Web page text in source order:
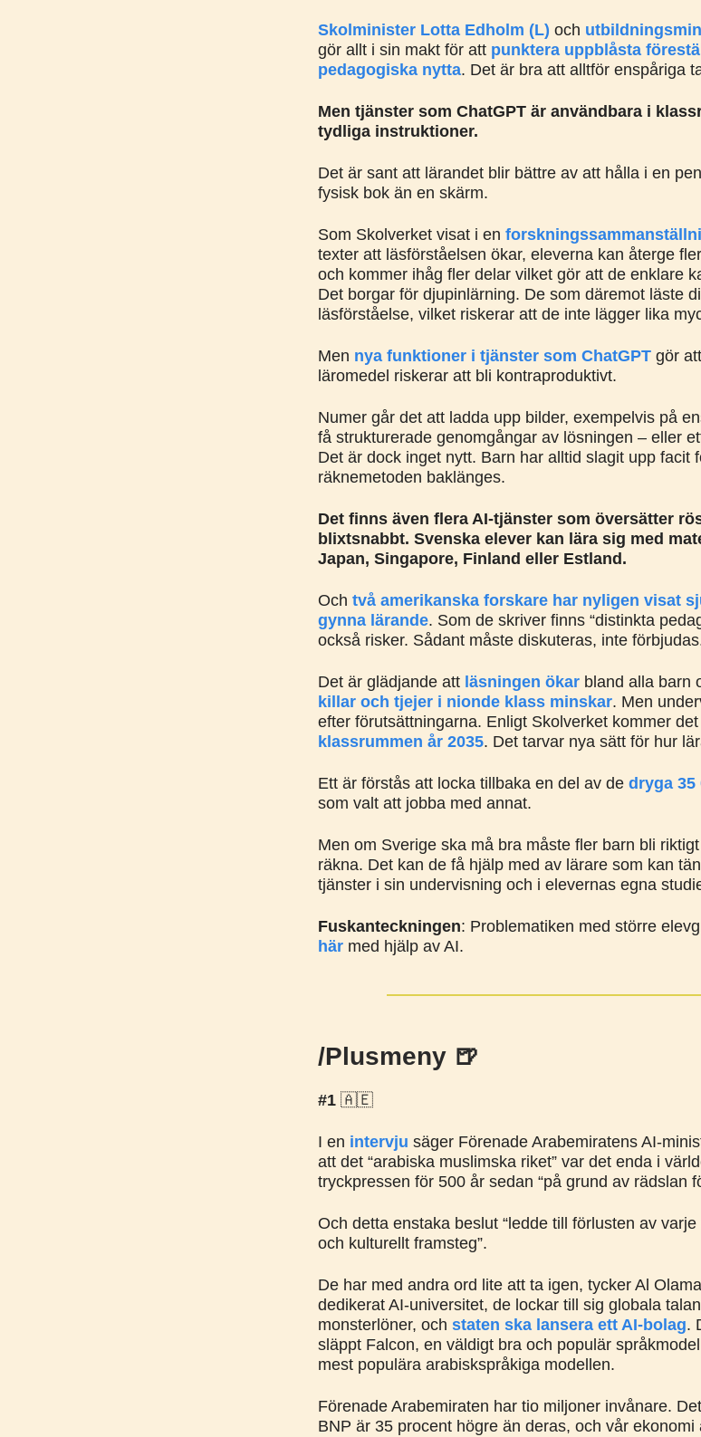
Skolminister Lotta Edholm (L) och
gör allt i sin makt för att punktera uppblåsta
pedagogiska nytta. Det är bra att alltför enspåriga
Men tjänster som ChatGPT är användbara i
tydliga instruktioner.
Det är sant att lärandet blir bättre av att hålla i en
fysisk bok än en skärm.
Som Skolverket visat i en
texter att läsförståelsen ökar, eleverna kan återge
och kommer ihåg fler delar vilket gör att de enklare
Det borgar för djupinlärning. De som däremot läste
läsförståelse, vilket riskerar att de inte lägger lika
Men nya funktioner i tjänster som ChatGPT gör
läromedel riskerar att bli kontraproduktivt.
Numer går det att ladda upp bilder, exempelvis på
få strukturerade genomgångar av lösningen – eller
Det är dock inget nytt. Barn har alltid slagit upp facit
räknemetoden baklänges.
Det finns även flera AI-tjänster som översätter
blixtsnabbt. Svenska elever kan lära sig med
Japan, Singapore, Finland eller Estland.
Och två amerikanska forskare har nyligen visat
gynna lärande. Som de skriver finns “distinkta
också risker. Sådant måste diskuteras, inte
Det är glädjande att läsningen ökar bland alla barn
killar och tjejer i nionde klass minskar. Men
efter förutsättningarna. Enligt Skolverket kommer
klassrummen år 2035. Det tarvar nya sätt för hur
Ett är förstås att locka tillbaka en del av de dryga 35
som valt att jobba med annat.
Men om Sverige ska må bra måste fler barn bli
räkna. Det kan de få hjälp med av lärare som kan
tjänster i sin undervisning och i elevernas egna
Fuskanteckningen: Problematiken med större
här med hjälp av AI.
/Plusmeny 🍺
#1 🇦🇪
I en intervju säger Förenade Arabemiratens AI-
att det “arabiska muslimska riket” var det enda i
tryckpressen för 500 år sedan “på grund av rädslan
Och detta enstaka beslut “ledde till förlusten av
och kulturellt framsteg”.
De har med andra ord lite att ta igen, tycker Al
dedikerat AI-universitet, de lockar till sig globala
monsterlöner, och staten ska lansera ett AI-bolag.
släppt Falcon, en väldigt bra och populär
mest populära arabiskspråkiga modellen.
Förenade Arabemiraten har tio miljoner invånare.
BNP är 35 procent högre än deras, och vår ekonomi